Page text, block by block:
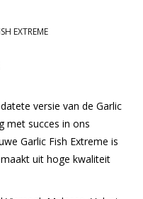
EXTREME
versie van de Garlic
met succes in ons
Garlic Fish Extreme is
uit hoge kwaliteit